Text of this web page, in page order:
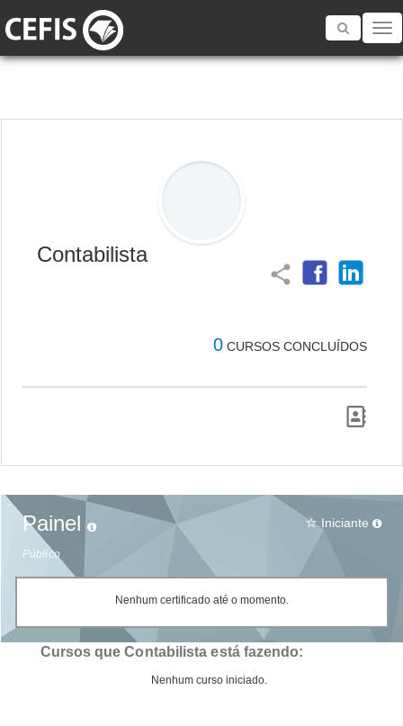
Toggle
Contabilista
share
0 CURSOS CONCLUÍDOS
Painel
Público
star_border Iniciante
Nenhum certificado até o momento.
Cursos que Contabilista está fazendo:
Nenhum curso iniciado.